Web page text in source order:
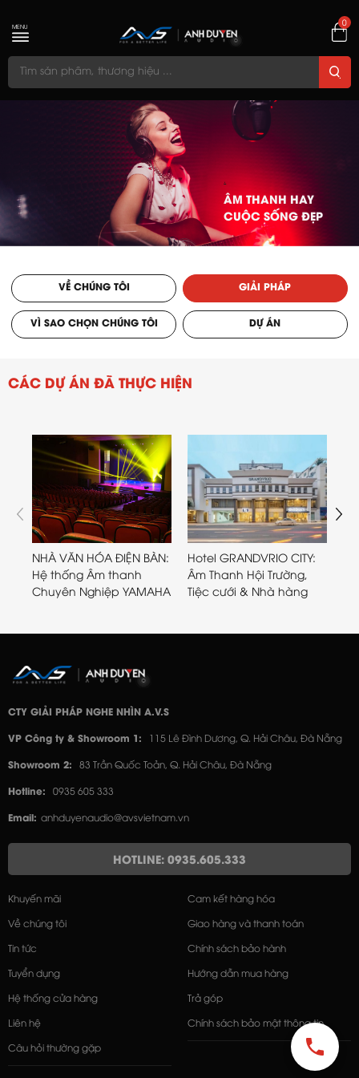
0
MENU
.
ÂM THANH HAY
CUỘC SỐNG ĐẸP.
.
ÂM THANH HAY
CUỘC SỐNG ĐẸP.
GIẢI PHÁP
DỰ ÁN
VỀ CHÚNG TÔI
VÌ SAO CHỌN CHÚNG TÔI
CÁC DỰ ÁN ĐÃ THỰC HIỆN
NHÀ VĂN HÓA ĐIỆN BÀN:
Hệ thống Âm thanh
Chuyên Nghiệp YAMAHA
Hotel GRANDVRIO CITY:
Âm Thanh Hội Trường,
Tiệc cưới & Nhà hàng
CTY GIẢI PHÁP NGHE NHÌN A.V.S
VP Công ty & Showroom 1: 115 Lê Đình Dương, Q. Hải Châu, Đà Nẵng
Showroom 2: 83 Trần Quốc Toản, Q. Hải Châu, Đà Nẵng
Hotline: 0935 605 333
Email: anhduyenaudio@avsvietnam.vn
HOTLINE: 0935.605.333
Khuyến mãi
Về chúng tôi
Tin tức
Tuyển dụng
Hệ thống cửa hàng
Liên hệ
Câu hỏi thường gặp
Cam kết hàng hóa
Giao hàng và thanh toán
Chính sách bảo hành
Hướng dẫn mua hàng
Trả góp
Chính sách bảo mật thông tin